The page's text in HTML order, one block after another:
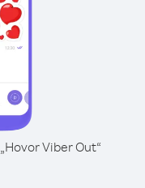
Viber Out“